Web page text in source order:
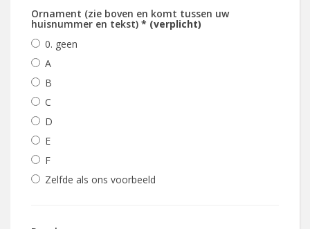
Ornament (zie boven en komt tussen uw
huisnummer en tekst) * (verplicht)
0. geen
A
B
C
D
E
F
Zelfde als ons voorbeeld